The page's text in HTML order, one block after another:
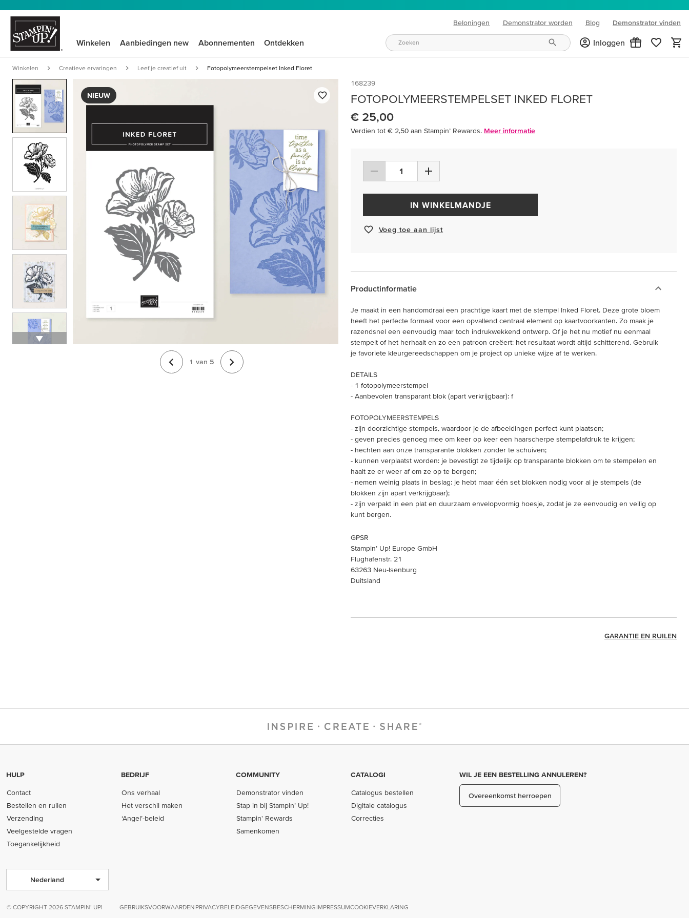
Beloningen Demonstrator worden Blog
(opens in new tab)
Demonstrator vinden
Winkelen Aanbiedingen new Abonnementen Ontdekken Inloggen
Winkelen Creatieve ervaringen Leef je creatief uit Fotopolymeerstempelset Inked Floret
NIEUW
1 van 5
168239
FOTOPOLYMEERSTEMPELSET INKED FLORET
€ 25,00
Verdien tot € 2,50 aan Stampin’ Rewards. Meer informatie
IN WINKELMANDJE
Voeg toe aan lijst
Productinformatie
Je maakt in een handomdraai een prachtige kaart met de stempel Inked Floret. Deze grote bloem
heeft het perfecte formaat voor een opvallend centraal element op kaartvoorkanten. Zo maak je
razendsnel een eenvoudig maar toch indrukwekkend ontwerp. Of je het nu motief nu eenmaal
stempelt of het herhaalt en zo een patroon creëert: het resultaat wordt altijd schitterend. Gebruik
je favoriete kleurgereedschappen om je project op unieke wijze af te werken.
DETAILS
- 1 fotopolymeerstempel
- Aanbevolen transparant blok (apart verkrijgbaar): f
FOTOPOLYMEERSTEMPELS
- zijn doorzichtige stempels, waardoor je de afbeeldingen perfect kunt plaatsen;
- geven precies genoeg mee om keer op keer een haarscherpe stempelafdruk te krijgen;
- hechten aan onze transparante blokken zonder te schuiven;
- kunnen verplaatst worden: je bevestigt ze tijdelijk op transparante blokken om te stempelen en
haalt ze er weer af om ze op te bergen;
- nemen weinig plaats in beslag: je hebt maar één set blokken nodig voor al je stempels (de
blokken zijn apart verkrijgbaar);
- zijn verpakt in een plat en duurzaam envelopvormig hoesje, zodat je ze eenvoudig en veilig op
kunt bergen.
GPSR
Stampin’ Up! Europe GmbH
Flughafenstr. 21
63263 Neu-Isenburg
Duitsland
GARANTIE EN RUILEN
HULP
Contact
Bestellen en ruilen
Verzending
Veelgestelde vragen
Toegankelijkheid
BEDRIJF
Ons verhaal
Het verschil maken
‘Angel’-beleid
COMMUNITY
Demonstrator vinden
Stap in bij Stampin’ Up!
Stampin' Rewards
Samenkomen
CATALOGI
Catalogus bestellen
Digitale catalogus
Correcties
WIL JE EEN BESTELLING ANNULEREN?
Overeenkomst herroepen
Nederland
© COPYRIGHT 2026 STAMPIN’ UP! GEBRUIKSVOORWAARDEN PRIVACYBELEIDGEGEVENSBESCHERMING IMPRESSUMCOOKIEVERKLARING